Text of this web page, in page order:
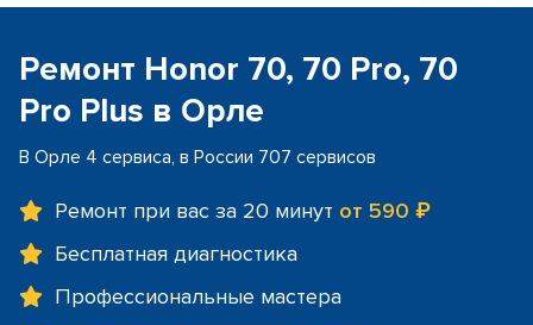
Ремонт Honor 70, 70 Pro, 70
Pro Plus в Орле
В Орле 4 сервиса, в России 707 сервисов
Ремонт при вас за 20 минут от 590 ₽
Бесплатная диагностика
Профессиональные мастера